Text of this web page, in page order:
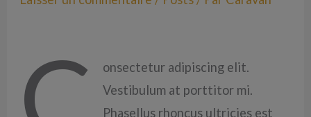
onsectetur adipiscing elit.
Vestibulum at porttitor mi.
Phasellus rhoncus ultricies est